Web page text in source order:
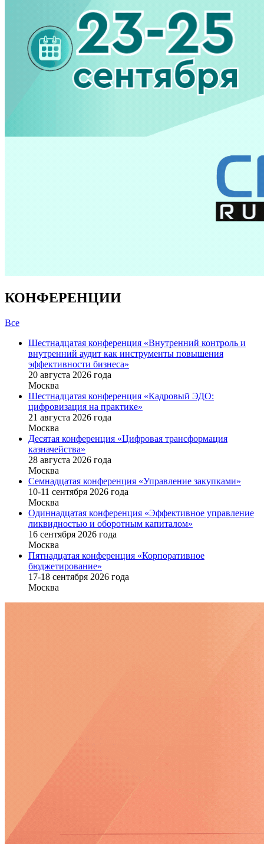
КОНФЕРЕНЦИИ
Все
Шестнадцатая конференция «Внутренний контроль и
внутренний аудит как инструменты повышения
эффективности бизнеса»
20 августа 2026 года
Москва
Шестнадцатая конференция «Кадровый ЭДО:
цифровизация на практике»
21 августа 2026 года
Москва
Десятая конференция «Цифровая трансформация
казначейства»
28 августа 2026 года
Москва
Семнадцатая конференция «Управление закупками»
10-11 сентября 2026 года
Москва
Одиннадцатая конференция «Эффективное управление
ликвидностью и оборотным капиталом»
16 cентября 2026 года
Москва
Пятнадцатая конференция «Корпоративное
бюджетирование»
17-18 сентября 2026 года
Москва